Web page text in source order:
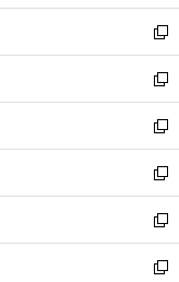
ウ
ィ
ン
ド
ウ
で
開
く
し
い
ウ
ィ
ン
ド
ウ
で
開
く
新
し
い
ウ
ィ
ン
ド
ウ
で
開
く
新
し
い
ウ
ィ
ン
ド
ウ
で
新
し
い
ウ
ィ
ン
ド
新
し
い
ウ
ィ
新
し
い
新